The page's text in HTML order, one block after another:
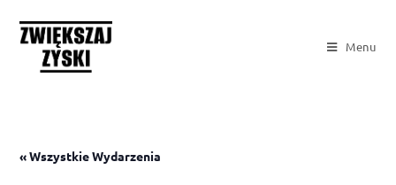
Menu
« Wszystkie Wydarzenia